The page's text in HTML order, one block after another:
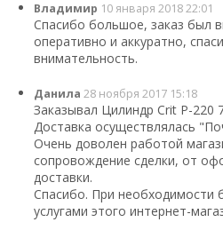
Владимир 10 января 2018 22:01
Спасибо большое, заказ был
оперативно и аккуратно,
внимательность.
Данила 28 ноября 2017 15:18
Заказывал Цилиндр Crit Р-220
Доставка осуществлялась
Очень доволен работой
сопровождение сделки, от
доставки.
Спасибо. При необходимости
услугами этого интернет-